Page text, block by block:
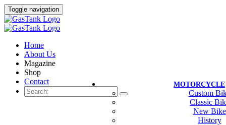
Toggle navigation
Home
About Us
Magazine
Shop
Contact
MOTORCYCLE
Custom
Classic
New Bike
History